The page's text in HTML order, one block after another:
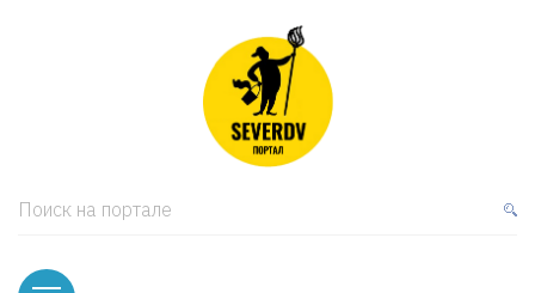
Поиск на портале